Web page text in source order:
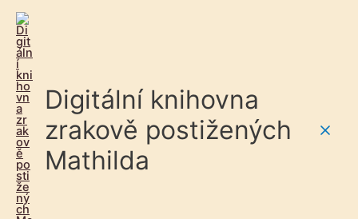
Digitální knihovna
zrakově postižených
Mathilda